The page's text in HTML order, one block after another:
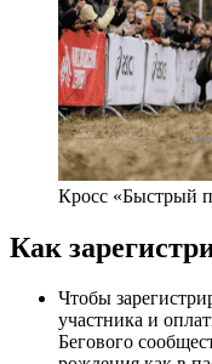
Кросс «Быстрый
Как
Чтобы
участника и
Бегового